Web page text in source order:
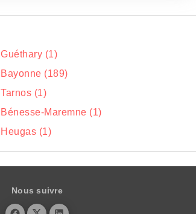
Guéthary (1)
Bayonne (189)
Tarnos (1)
Bénesse-Maremne (1)
Heugas (1)
Nous suivre